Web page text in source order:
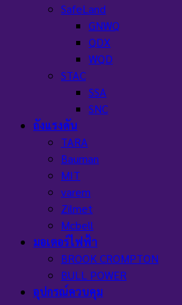
SafeLand
GNWQ
QDX
WQD
STAC
SSA
SNC
ถังแรงดัน
TARA
Bauman
MIT
varem
Zilmet
Mcbell
มอเตอร์ไฟฟ้า
BROOK CROMPTON
BULL POWER
อุปกรณ์ควบคุม